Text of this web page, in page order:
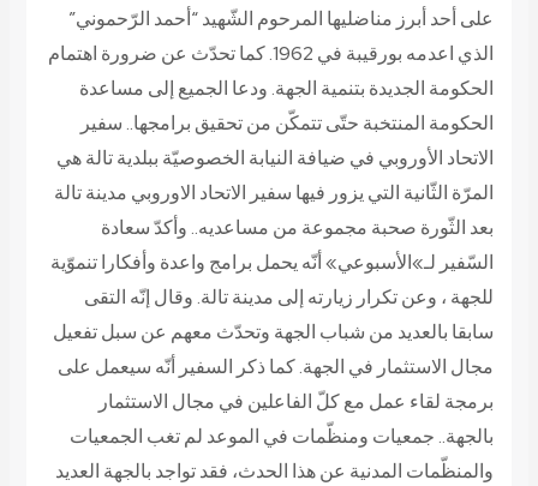
على أحد أبرز مناضليها المرحوم الشّهيد “أحمد الرّحموني”
الذي اعدمه بورقيبة في 1962. كما تحدّث عن ضرورة اهتمام
الحكومة الجديدة بتنمية الجهة. ودعا الجميع إلى مساعدة
الحكومة المنتخبة حتّى تتمكّن من تحقيق برامجها.. سفير
الاتحاد الأوروبي في ضيافة النيابة الخصوصيّة ببلدية تالةهي
المرّة الثّانية التي يزور فيها سفير الاتحاد الاوروبي مدينة تالة
بعد الثّورة صحبة مجموعة من مساعديه.. وأكدّ سعادة
السّفير لـ»الأسبوعي» أنّه يحمل برامج واعدة وأفكارا تنموّية
للجهة ، وعن تكرار زيارته إلى مدينة تالة. وقال إنّه التقى
سابقا بالعديد من شباب الجهة وتحدّث معهم عن سبل تفعيل
مجال الاستثمار في الجهة. كما ذكر السفير أنّه سيعمل على
برمجة لقاء عمل مع كلّ الفاعلين في مجال الاستثمار
بالجهة.. جمعيات ومنظّمات في الموعد لم تغب الجمعيات
والمنظّمات المدنية عن هذا الحدث، فقد تواجد بالجهة العديد